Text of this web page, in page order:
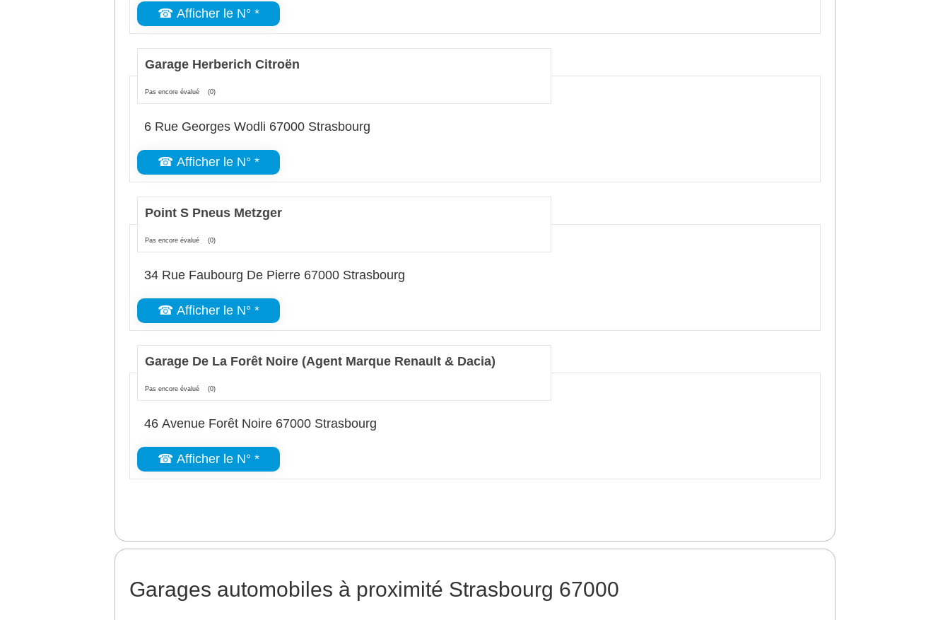
☎ Afficher le N° *
Garage Herberich Citroën
Pas encore évalué (0)
6 Rue Georges Wodli 67000 Strasbourg
☎ Afficher le N° *
Point S Pneus Metzger
Pas encore évalué (0)
34 Rue Faubourg De Pierre 67000 Strasbourg
☎ Afficher le N° *
Garage De La Forêt Noire (Agent Marque Renault & Dacia)
Pas encore évalué (0)
46 Avenue Forêt Noire 67000 Strasbourg
☎ Afficher le N° *
Garages automobiles à proximité Strasbourg 67000